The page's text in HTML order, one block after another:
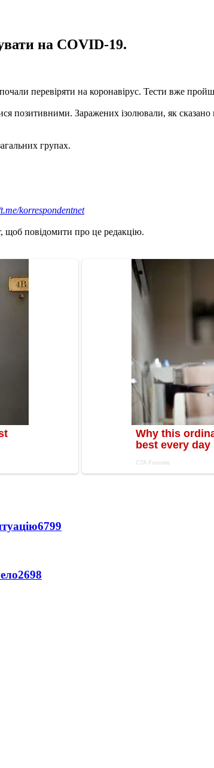
на COVID-19.
перевіряти на коронавірус. Тести вже
позитивними. Заражених ізолювали, як
групах.
korrespondentnet
щоб повідомити про це редакцію.
6799
2698